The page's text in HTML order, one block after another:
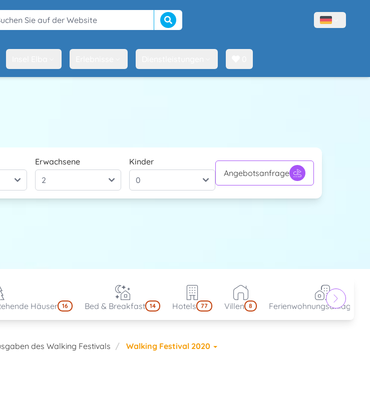
Sie auf der Website Suche beginnen Menù lingue
Erwachsene
Kinder
Angebotsanfrage
Häuser 16 Bed & Breakfast 14 Hotels 77 Villen 8 Ferienwohnungsanlagen
des Walking Festivals Walking Festival 2020